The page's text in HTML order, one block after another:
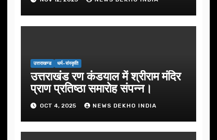
उत्तराखण्ड धर्म-संस्कृति
उत्तराखंड रण कंडयाल में श्रीराम मंदिर
प्राण प्रतिष्ठा समारोह संपन्न।
OCT 4, 2025 NEWS DEKHO INDIA